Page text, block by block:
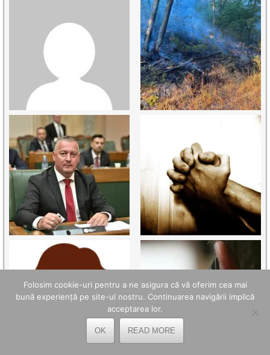
Folosim cookie-uri pentru a ne asigura că vă oferim cea mai
bună experiență pe site-ul nostru. Continuarea navigării implică
acceptarea lor.
OK READ MORE